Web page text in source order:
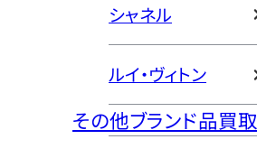
シャネル
ルイ・ヴィトン
その他ブランド品買取